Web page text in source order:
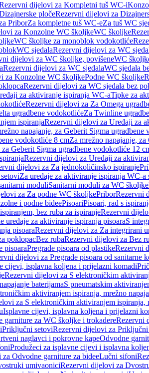
dijelovi za Kompletni tuš WC-i
pločeRezervni dijelovi za
PriborZa kompletne tuš WC-eZa tuš WC
za Konzolne WC školjkeWC školjke
WC školjke za monoblok vodokotliće
WC sjedalaRezervni dijelovi za WC
dijelovi za WC školjke, povišeneWC
Rezervni dijelovi za WC sjedalaWC sjedala
za Konzolne WC školjkePodne WC školjke
Rezervni dijelovi za WC sjedala bez
za aktiviranje ispiranja WC-aTipke za
Rezervni dijelovi za Za Omega
ugradbene vodokotlićeZa Twinline
ispiranjaRezervni dijelovi za Uređaji za
napajanje, za Geberit Sigma ugradbene
vodokotliće 8 cmZa mrežno napajanje,
za Geberit Sigma ugradbene vodokotliće 12
Rezervni dijelovi za Uređaji za
dijelovi za Za jednokoličinsko ispiranje
Za uređaje za aktiviranje ispiranja WC-
moduliSanitarni moduli za WC školjke
za Za podne WC školjkePriborRezervni
i podne bideePisoariPisoari, rad s
bez ruba za ispiranjeRezervni
uređaje za aktiviranje ispiranja pisoaraS
pisoaraRezervni dijelovi za Za integrirani
poklopacBez rubaRezervni dijelovi za Bez
pisoaraPregrade pisoara od plastikeRezervni
dijelovi za Pregrade pisoara od sanitarne
cijevi, isplavna koljena i prijelazni komadi
Rezervni dijelovi za S elektroničkim
baterijamaS pneumatskim
aktiviranjem ispiranja, mrežno
za S elektroničkim aktiviranjem ispiranja,
Isplavne cijevi, isplavna koljena i prijelazni
garniture za WC školjke i trokadereRezervni
Priključni setoviRezervni dijelovi za Priključni
naglavci i pokrovne kapeOdvodne
Produžeci za isplavne cijevi i isplavna
Odvodne garniture za bideeLučni sifoni
umivaoniciRezervni dijelovi za